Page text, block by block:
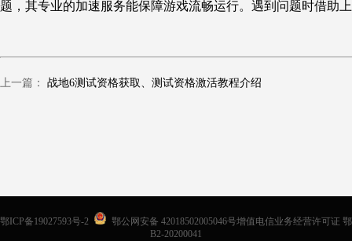
题，其专业的加速服务能保障游戏流畅运行。遇到问题时借助
上一篇： 战地6测试资格获取、测试资格激活教程介绍
鄂ICP备19027593号-2
鄂公网安备 42018502005046号增值电信业务经营许可证 鄂
B2-20200041